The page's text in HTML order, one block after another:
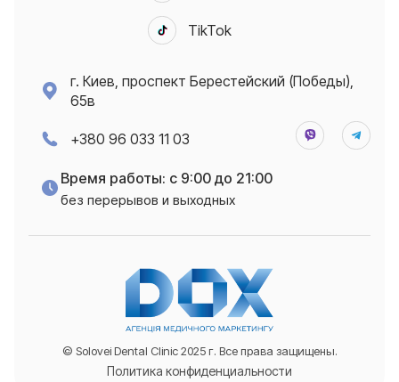
TikTok
г. Киев, проспект Берестейский (Победы),
65в
+380 96 033 11 03
Время работы: с 9:00 до 21:00
без перерывов и выходных
© Solovei Dental Clinic 2025 г. Все права защищены.
Политика конфиденциальности